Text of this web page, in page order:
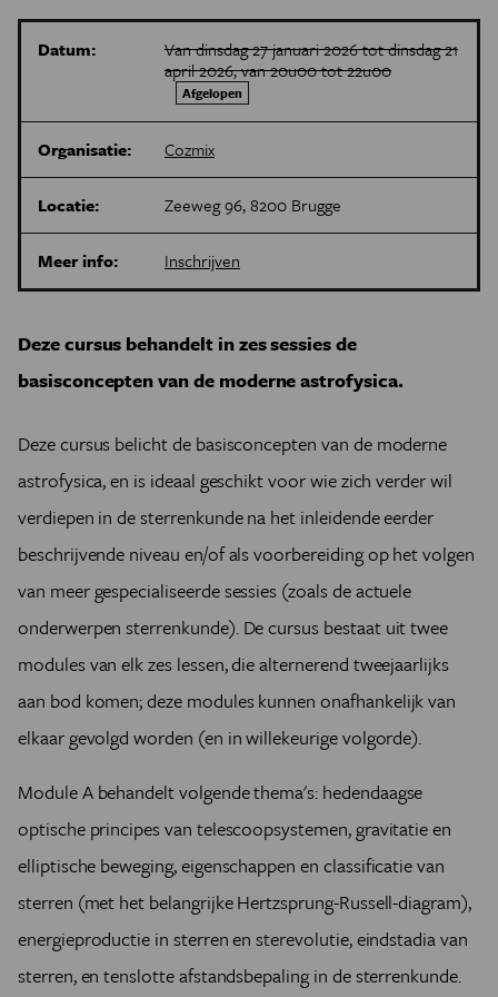
Datum:
Van dinsdag 27 januari 2026 tot dinsdag 21
april 2026, van 20u00 tot 22u00
Afgelopen
Organisatie: Cozmix
Locatie: Zeeweg 96, 8200 Brugge
Meer info: Inschrijven
Deze cursus behandelt in zes sessies de
basisconcepten van de moderne astrofysica.
Deze cursus belicht de basisconcepten van de moderne
astrofysica, en is ideaal geschikt voor wie zich verder wil
verdiepen in de sterrenkunde na het inleidende eerder
beschrijvende niveau en/of als voorbereiding op het volgen
van meer gespecialiseerde sessies (zoals de actuele
onderwerpen sterrenkunde). De cursus bestaat uit twee
modules van elk zes lessen, die alternerend tweejaarlijks
aan bod komen; deze modules kunnen onafhankelijk van
elkaar gevolgd worden (en in willekeurige volgorde).
Module A behandelt volgende thema's: hedendaagse
optische principes van telescoopsystemen, gravitatie en
elliptische beweging, eigenschappen en classificatie van
sterren (met het belangrijke Hertzsprung-Russell-diagram),
energieproductie in sterren en sterevolutie, eindstadia van
sterren, en tenslotte afstandsbepaling in de sterrenkunde.